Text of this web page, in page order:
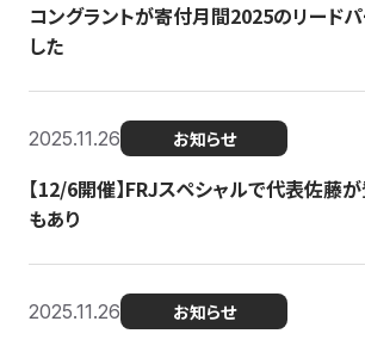
コングラントが寄付月間2025のリード
した
2025.11.26 お知らせ
【12/6開催】FRJスペシャルで代表佐藤
もあり
2025.11.26 お知らせ